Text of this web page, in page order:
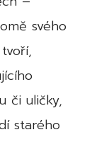
svého
či uličky,
starého